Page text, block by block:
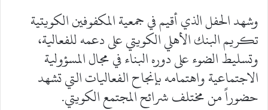
وشهد الحفل الذي أقيم في جمعية المكفوفين الكويتية
تكريم البنك الأهلي الكويتي على دعمه للفعالية،
وتسليط الضوء على دوره البناء في مجال المسؤولية
الاجتماعية واهتمامه بإنجاح الفعاليات التي تشهد
حضوراً من مختلف شرائح المجتمع الكويتي.